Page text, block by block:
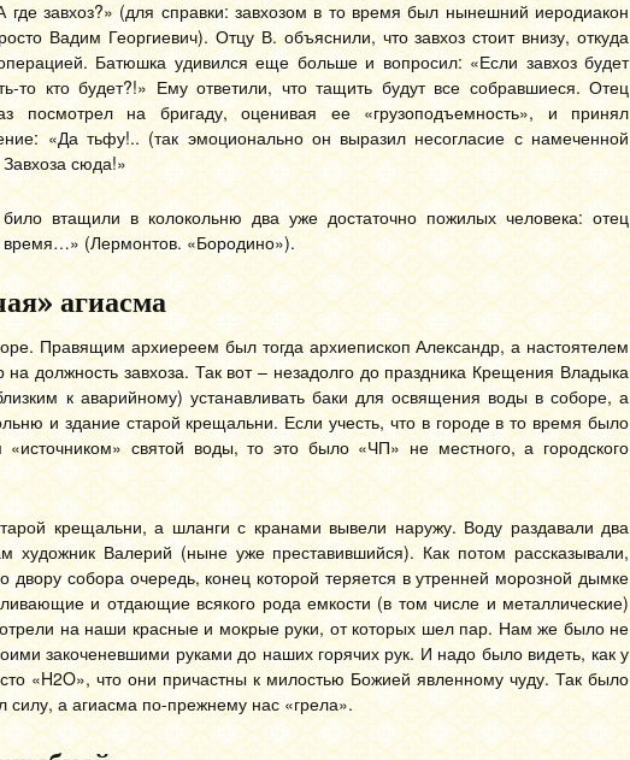
где завхоз?» (для справки: завхозом в то время был нынешний иеродиакон
Вадим Георгиевич). Отцу В. объяснили, что завхоз стоит внизу, откуда
Батюшка удивился еще больше и вопросил: «Если завхоз будет
то кто будет?!» Ему ответили, что тащить будут все собравшиеся. Отец
посмотрел на бригаду, оценивая ее «грузоподъемность», и принял
«Да тьфу!.. (так эмоционально он выразил несогласие с намеченной
сюда!»
втащили в колокольню два уже достаточно пожилых человека: отец
(Лермонтов. «Бородино»).
агиасма
Правящим архиереем был тогда архиепископ Александр, а настоятелем
должность завхоза. Так вот – незадолго до праздника Крещения Владыка
к аварийному) устанавливать баки для освящения воды в соборе, а
и здание старой крещальни. Если учесть, что в городе в то время было
святой воды, то это было «ЧП» не местного, а городского
крещальни, а шланги с кранами вывели наружу. Воду раздавали два
Валерий (ныне уже преставившийся). Как потом рассказывали,
собора очередь, конец которой теряется в утренней морозной дымке
и отдающие всякого рода емкости (в том числе и металлические)
на наши красные и мокрые руки, от которых шел пар. Нам же было не
закоченевшими руками до наших горячих рук. И надо было видеть, как у
«H2O», что они причастны к милостью Божией явленному чуду. Так было
а агиасма по-прежнему нас «грела».